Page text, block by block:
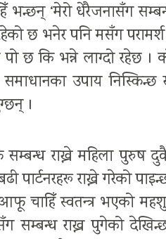
भन्छन् ‘मेरो धेरैजनासँग
छ भनेर पनि मसँग
छ कि भन्ने लाग्दो रहेछ
समाधानका उपाय निस्किन्छ
।
सम्बन्ध राख्ने महिला
पार्टनरहरू राख्ने गरेको
चाहिँ स्वतन्त्र भएको
सम्बन्ध राख्न पुगेको